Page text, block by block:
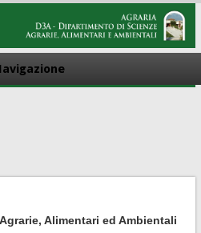
Alimentari ed Ambientali